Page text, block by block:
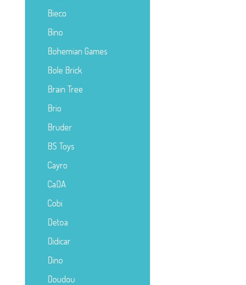
Bieco
Bino
Bohemian Games
Bole Brick
Brain Tree
Brio
Bruder
BS Toys
Cayro
CaDA
Cobi
Detoa
Didicar
Dino
Doudou